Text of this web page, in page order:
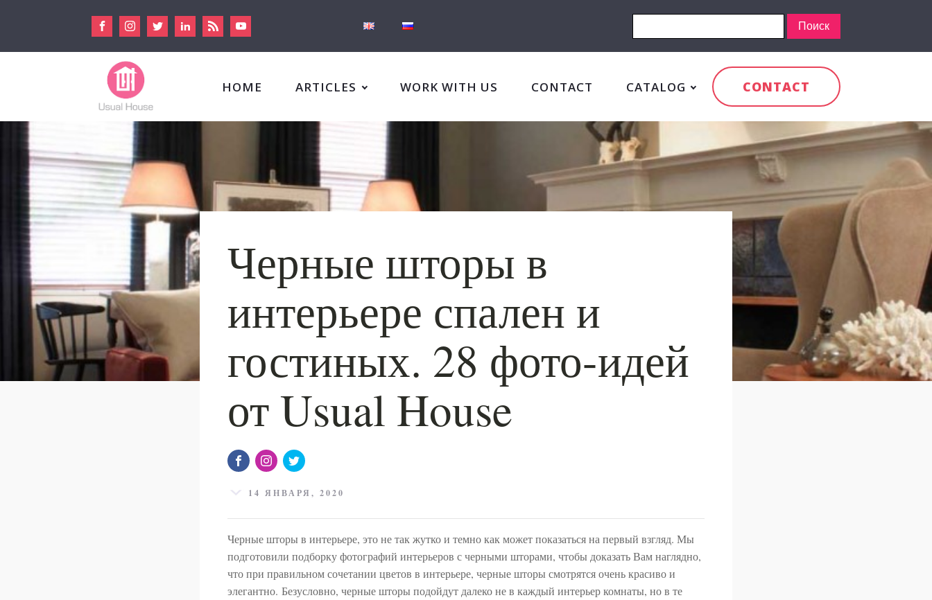
HOME ARTICLES WORK WITH US CONTACT CATALOG CONTACT
Черные шторы в
интерьере спален и
гостиных. 28 фото-идей
от Usual House
14 ЯНВАРЯ, 2020
Черные шторы в интерьере, это не так жутко и темно как может показаться на первый взгляд. Мы
подготовили подборку фотографий интерьеров с черными шторами, чтобы доказать Вам наглядно,
что при правильном сочетании цветов в интерьере, черные шторы смотрятся очень красиво и
элегантно. Безусловно, черные шторы подойдут далеко не в каждый интерьер комнаты, но в те